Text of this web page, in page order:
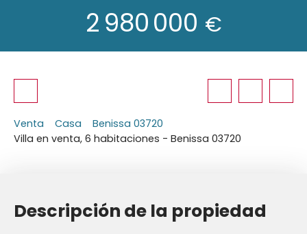
2 980 000 €
Venta Casa
Benissa 03720
Villa en venta, 6 habitaciones - Benissa 03720
Descripción de la propiedad